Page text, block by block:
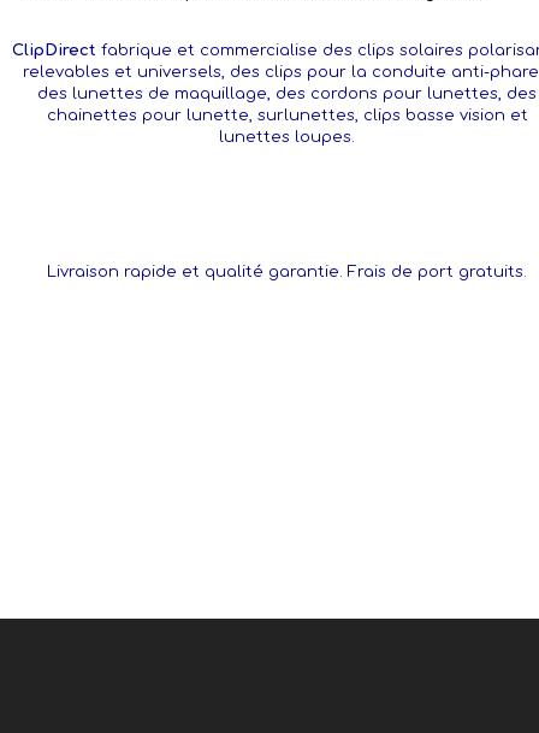
ClipDirect fabrique et commercialise des clips solaires
relevables et universels, des clips pour la conduite anti-
des lunettes de maquillage, des cordons pour lunettes, des
chainettes pour lunette, surlunettes, clips basse vision et
lunettes loupes.
Livraison rapide et qualité garantie. Frais de port gratuits.